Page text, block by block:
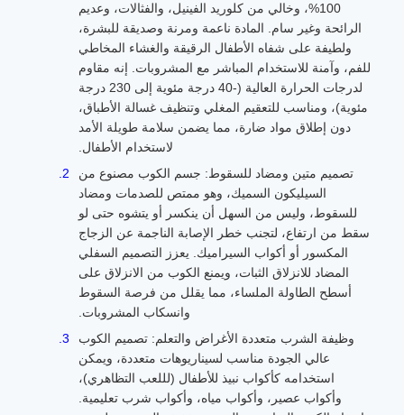
100%، وخالي من كلوريد الفينيل، والفثالات، وعديم
الرائحة وغير سام. المادة ناعمة ومرنة وصديقة للبشرة،
ولطيفة على شفاه الأطفال الرقيقة والغشاء المخاطي
للفم، وآمنة للاستخدام المباشر مع المشروبات. إنه مقاوم
لدرجات الحرارة العالية (-40 درجة مئوية إلى 230 درجة
مئوية)، ومناسب للتعقيم المغلي وتنظيف غسالة الأطباق،
دون إطلاق مواد ضارة، مما يضمن سلامة طويلة الأمد
لاستخدام الأطفال.
تصميم متين ومضاد للسقوط: جسم الكوب مصنوع من
السيليكون السميك، وهو ممتص للصدمات ومضاد
للسقوط، وليس من السهل أن ينكسر أو يتشوه حتى لو
سقط من ارتفاع، لتجنب خطر الإصابة الناجمة عن الزجاج
المكسور أو أكواب السيراميك. يعزز التصميم السفلي
المضاد للانزلاق الثبات، ويمنع الكوب من الانزلاق على
أسطح الطاولة الملساء، مما يقلل من فرصة السقوط
وانسكاب المشروبات.
وظيفة الشرب متعددة الأغراض والتعلم: تصميم الكوب
عالي الجودة مناسب لسيناريوهات متعددة، ويمكن
استخدامه كأكواب نبيذ للأطفال (لللعب التظاهري)،
وأكواب عصير، وأكواب مياه، وأكواب شرب تعليمية.